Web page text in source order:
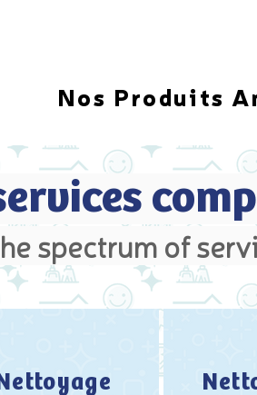
Nos Produits
spectrum of